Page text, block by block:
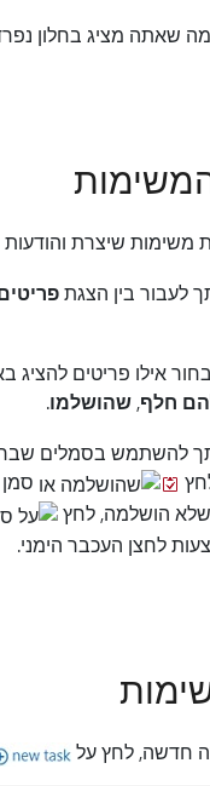
שאתה מציג בחלון
משימות שיצרת והודעות
לעבור בין הצגת
אילו פריטים
חלף‏,שהושלמו.
להשתמש בסמלים
הושלמה, לחץ
לחצן העכבר הימני.
חדשה, לחץ על